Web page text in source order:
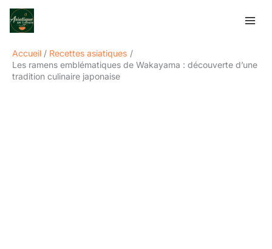
Aller
Accueil
Recettes asiatiques
Les ramens emblématiques de Wakayama : découverte d’une
tradition culinaire japonaise
Rechercher